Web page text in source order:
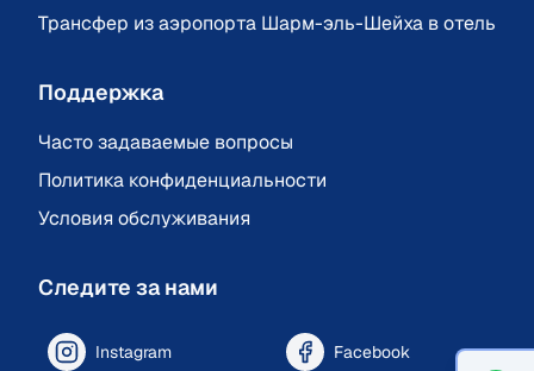
Трансфер из аэропорта Шарм-эль-Шейха в отель
Поддержка
Часто задаваемые вопросы
Политика конфиденциальности
Условия обслуживания
Следите за нами
Instagram Facebook